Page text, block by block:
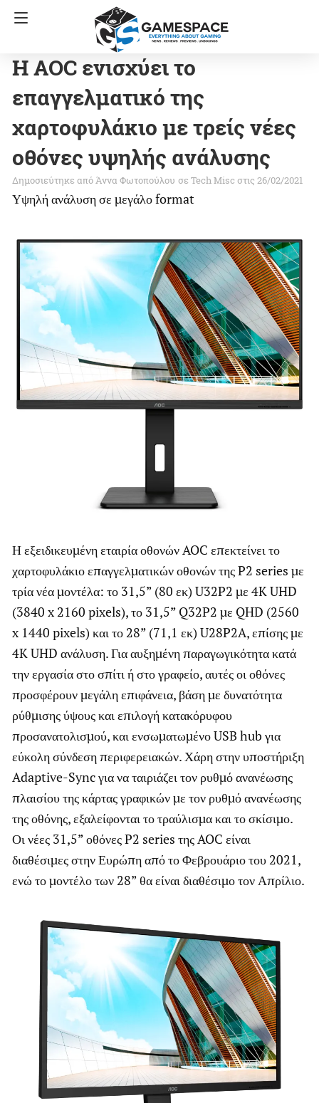
H AOC ενισχύει το
επαγγελματικό της
χαρτοφυλάκιο με τρείς νέες
οθόνες υψηλής ανάλυσης
Άννα Φωτοπούλου σε Tech Misc στις 26/02/2021
Υψηλή ανάλυση σε μεγάλο format
Η εξειδικευμένη εταιρία οθονών AOC επεκτείνει το
χαρτοφυλάκιο επαγγελματικών οθονών της P2 series με
τρία νέα μοντέλα: το 31,5” (80 εκ) U32P2 με 4K UHD
(3840 x 2160 pixels), το 31,5” Q32P2 με QHD (2560
x 1440 pixels) και το 28” (71,1 εκ) U28P2A, επίσης με
4K UHD ανάλυση. Για αυξημένη παραγωγικότητα κατά
την εργασία στο σπίτι ή στο γραφείο, αυτές οι οθόνες
προσφέρουν μεγάλη επιφάνεια, βάση με δυνατότητα
ρύθμισης ύψους και επιλογή κατακόρυφου
προσανατολισμού, και ενσωματωμένο USB hub για
εύκολη σύνδεση περιφερειακών. Χάρη στην υποστήριξη
Adaptive-Sync για να ταιριάζει τον ρυθμό ανανέωσης
πλαισίου της κάρτας γραφικών με τον ρυθμό ανανέωσης
της οθόνης, εξαλείφονται το τραύλισμα και το σκίσιμο.
Οι νέες 31,5” οθόνες P2 series της AOC είναι
διαθέσιμες στην Ευρώπη από το Φεβρουάριο του 2021,
ενώ το μοντέλο των 28” θα είναι διαθέσιμο τον Απρίλιο.